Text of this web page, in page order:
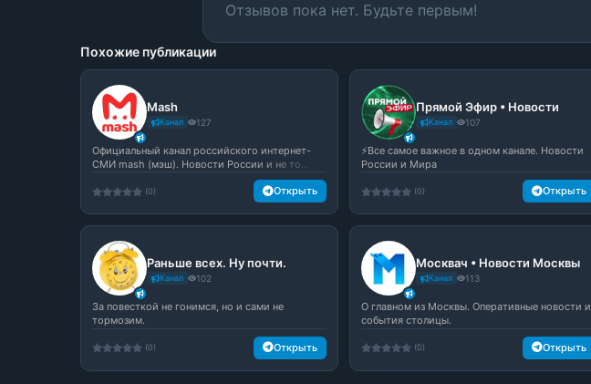
Отзывов пока нет. Будьте первым!
Похожие публикации
Mash
Канал 127
Официальный канал российского интернет-
СМИ mash (мэш). Новости России и не то...
(0) Открыть
Прямой Эфир • Новости
Канал 107
⚡️Все самое важное в одном канале. Новости
России и Мира
(0) Открыть
Раньше всех. Ну почти.
Канал 102
За повесткой не гонимся, но и сами не
тормозим.
(0) Открыть
Москвач • Новости Москвы
Канал 113
О главном из Москвы. Оперативные новости и
события столицы.
(0) Открыть